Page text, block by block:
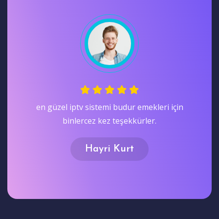
Test alıp deneyin Ardından Satın Alın bence
farkı gormenız açısından dıyorum teşekkürler.
Nazmi Oran